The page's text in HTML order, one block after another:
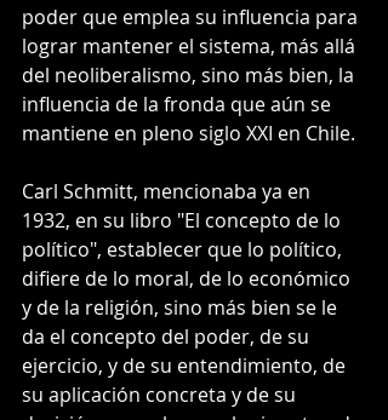
poder que emplea su influencia para
lograr mantener el sistema, más allá
del neoliberalismo, sino más bien, la
influencia de la fronda que aún se
mantiene en pleno siglo XXI en Chile.
Carl Schmitt, mencionaba ya en
1932, en su libro "El concepto de lo
político", establecer que lo político,
difiere de lo moral, de lo económico
y de la religión, sino más bien se le
da el concepto del poder, de su
ejercicio, y de su entendimiento, de
su aplicación concreta y de su